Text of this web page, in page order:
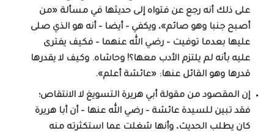
على ذلك أنه رجع عن فتواه إلى حديثها في مسألة «من
أصبح جنبا وهو صائم»، ويكفي – أيضا – أنه هو الذي صلى
عليها بعدما توفيت – رضي الله عنهما – فكيف يفترى
عليه بأنه لم يلتزم الأدب معها؟! وحاشاه. وكيف لا يقدرها
قدرها وهو القائل عنها: «عائشة أعلم».
إن المقصود من مقولة أبي هريرة التسويغ لا الانتقاص؛
فقد تبين للسيدة عائشة – رضي الله عنها – أن أبا هريرة
كان يطلب الحديث، وأنها شغلت عما استكثرته منه